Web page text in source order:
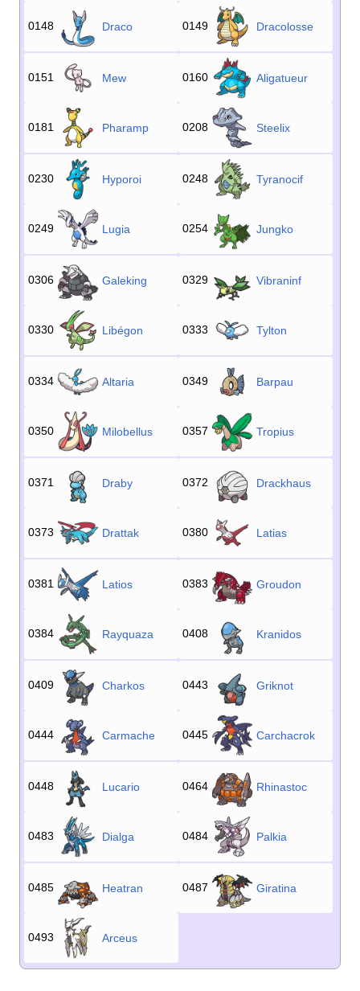
0148 Draco 0149 Dracolosse
0151 Mew 0160 Aligatueur
0181 Pharamp 0208 Steelix
0230 Hyporoi 0248 Tyranocif
0249 Lugia 0254 Jungko
0306 Galeking 0329 Vibraninf
0330 Libégon 0333 Tylton
0334 Altaria 0349 Barpau
0350 Milobellus 0357 Tropius
0371 Draby 0372 Drackhaus
0373 Drattak 0380 Latias
0381 Latios 0383 Groudon
0384 Rayquaza 0408 Kranidos
0409 Charkos 0443 Griknot
0444 Carmache 0445 Carchacrok
0448 Lucario 0464 Rhinastoc
0483 Dialga 0484 Palkia
0485 Heatran 0487 Giratina
0493 Arceus